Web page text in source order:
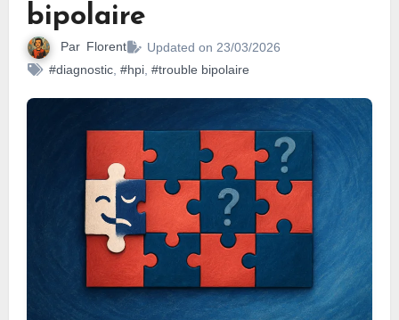
bipolaire
Par Florent
Updated on 23/03/2026
#diagnostic, #hpi, #trouble bipolaire